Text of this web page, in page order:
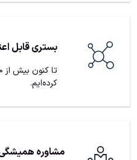
بستری قابل
کرده‌ایم.
مشاوره همیشگی